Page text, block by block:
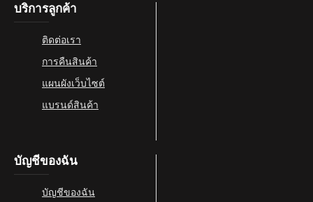
บริการลูกค้า
ติดต่อเรา
การคืนสินค้า
แผนผังเว็บไซต์
แบรนด์สินค้า
บัญชีของฉัน
บัญชีของฉัน